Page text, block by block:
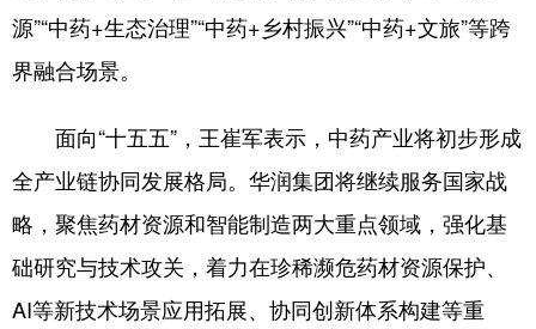
源”“中药+生态治理”“中药+乡村振兴”“中药+文旅”等跨
界融合场景。
面向“十五五”，王崔军表示，中药产业将初步形成
全产业链协同发展格局。华润集团将继续服务国家战
略，聚焦药材资源和智能制造两大重点领域，强化基
础研究与技术攻关，着力在珍稀濒危药材资源保护、
AI等新技术场景应用拓展、协同创新体系构建等重